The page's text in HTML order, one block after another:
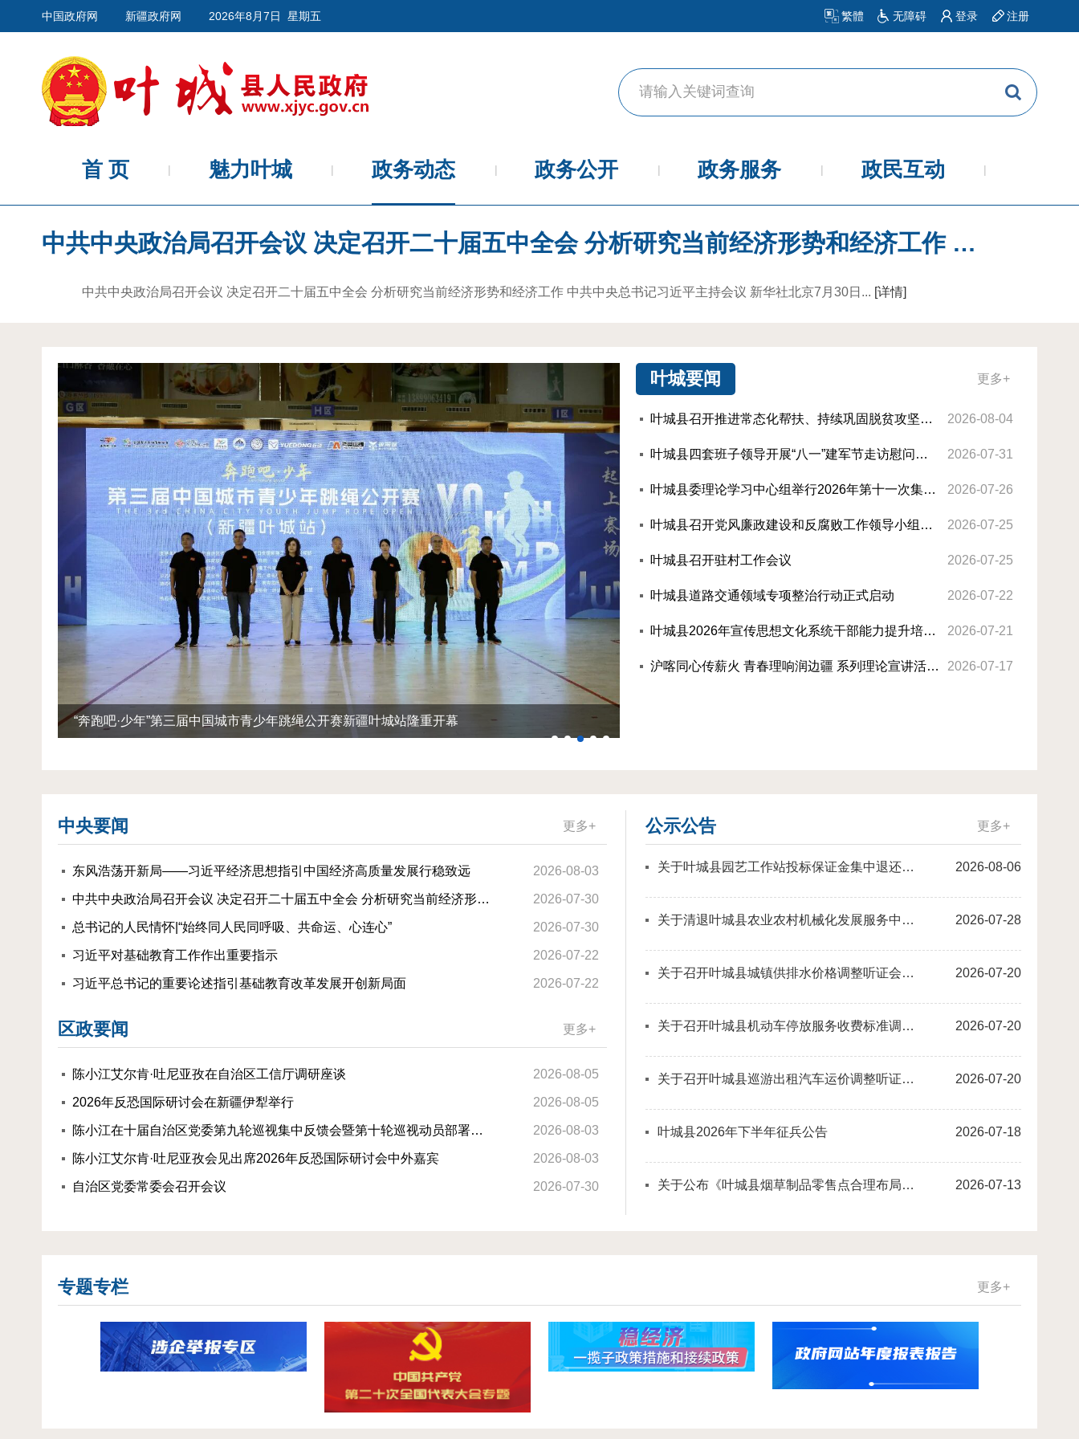
中国政府网 新疆政府网 2026年8月7日 星期五 繁體 无障碍 登录 注册
首 页 魅力叶城 政务动态 政务公开 政务服务 政民互动
中共中央政治局召开会议 决定召开二十届五中全会 分析研究当前经济形势和经济工作 中共中央总书记习近平主持...
中共中央政治局召开会议 决定召开二十届五中全会 分析研究当前经济形势和经济工作 中共中央总书记习近平主持会议 新华社北京7月30日... [详情]
“奔跑吧·少年”第三届中国城市青少年跳绳公开赛新疆叶城站隆重开幕
叶城要闻 更多+
叶城县召开推进常态化帮扶、持续巩固脱贫攻坚成果现场推进会 2026-08-04
叶城县四套班子领导开展“八一”建军节走访慰问活动 2026-07-31
叶城县委理论学习中心组举行2026年第十一次集体学习 2026-07-26
叶城县召开党风廉政建设和反腐败工作领导小组会议 2026-07-25
叶城县召开驻村工作会议 2026-07-25
叶城县道路交通领域专项整治行动正式启动 2026-07-22
叶城县2026年宣传思想文化系统干部能力提升培训圆满收官 2026-07-21
沪喀同心传薪火 青春理响润边疆 系列理论宣讲活动在叶城圆满举办 2026-07-17
中央要闻 更多+
东风浩荡开新局——习近平经济思想指引中国经济高质量发展行稳致远 2026-08-03
中共中央政治局召开会议 决定召开二十届五中全会 分析研究当前经济形势和经济工作 中共中央总书记习近平主持... 2026-07-30
总书记的人民情怀|“始终同人民同呼吸、共命运、心连心” 2026-07-30
习近平对基础教育工作作出重要指示 2026-07-22
习近平总书记的重要论述指引基础教育改革发展开创新局面 2026-07-22
区政要闻 更多+
陈小江艾尔肯·吐尼亚孜在自治区工信厅调研座谈 2026-08-05
2026年反恐国际研讨会在新疆伊犁举行 2026-08-05
陈小江在十届自治区党委第九轮巡视集中反馈会暨第十轮巡视动员部署会上强调 不断提高巡视的震慑力穿透力推动... 2026-08-03
陈小江艾尔肯·吐尼亚孜会见出席2026年反恐国际研讨会中外嘉宾 2026-08-03
自治区党委常委会召开会议 2026-07-30
公示公告 更多+
关于叶城县园艺工作站投标保证金集中退还事宜的公告 2026-08-06
关于清退叶城县农业农村机械化发展服务中心项目履约保证金的公告 2026-07-28
关于召开叶城县城镇供排水价格调整听证会的公告 2026-07-20
关于召开叶城县机动车停放服务收费标准调整听证会的公告 2026-07-20
关于召开叶城县巡游出租汽车运价调整听证会的公告 2026-07-20
叶城县2026年下半年征兵公告 2026-07-18
关于公布《叶城县烟草制品零售点合理布局规划（2026年-2031年）》的公告 2026-07-13
专题专栏 更多+